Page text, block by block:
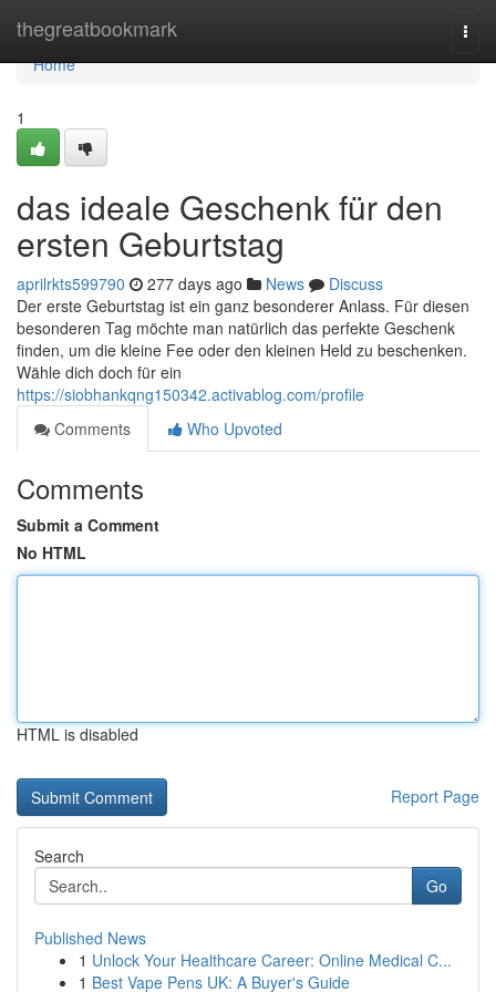
thegreatbookmark
Home
Home
1
das ideale Geschenk für den
ersten Geburtstag
aprilrkts599790 277 days ago News
Discuss
Der erste Geburtstag ist ein ganz besonderer Anlass. Für diesen
besonderen Tag möchte man natürlich das perfekte Geschenk
finden, um die kleine Fee oder den kleinen Held zu beschenken.
Wähle dich doch für ein
https://siobhankqng150342.activablog.com/profile
Comments
Who Upvoted
Comments
Submit a Comment
No HTML
HTML is disabled
Report Page
Search
Go
Published News
1 Unlock Your Healthcare Career: Online Medical C...
1 Best Vape Pens UK: A Buyer's Guide